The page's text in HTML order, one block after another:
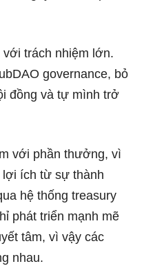
trách nhiệm lớn.
governance, bỏ
đồng và tự mình trở
với phần thưởng, vì
ích từ sự thành
hệ thống treasury
phát triển mạnh mẽ
tâm, vì vậy các
nhau.